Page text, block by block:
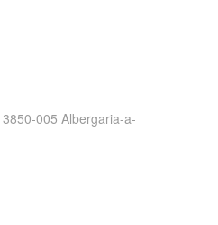
3850-005 Albergaria-a-